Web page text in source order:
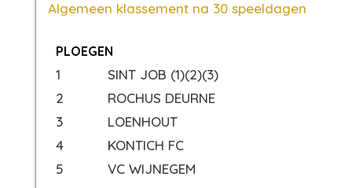
Algemeen klassement na 30 speeldagen
PLOEGEN
1
SINT JOB (1)(2)(3)
2
ROCHUS DEURNE
3
LOENHOUT
4
KONTICH FC
5
VC WIJNEGEM